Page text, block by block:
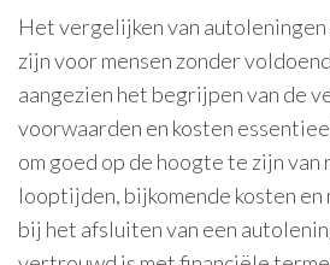
Het vergelijken van
zijn voor mensen zonder
aangezien het begrijpen van de
voorwaarden en kosten
om goed op de hoogte te zijn
looptijden, bijkomende kosten
bij het afsluiten van een